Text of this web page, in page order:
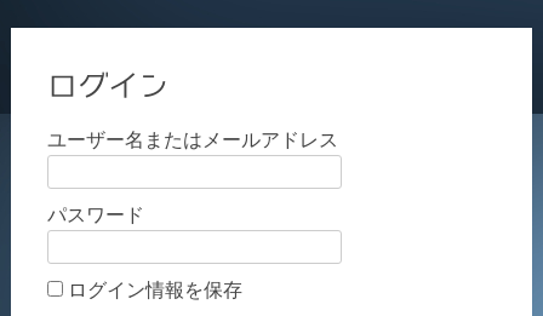
ログイン
ユーザー名またはメールアドレス
パスワード
ログイン情報を保存